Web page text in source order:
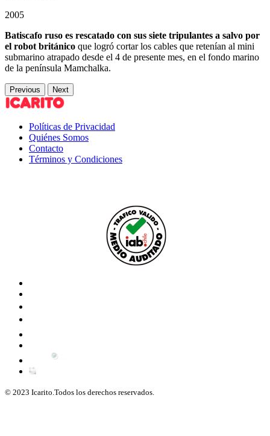
2005
Batiscafo ruso es rescatado con sus siete tripulantes a salvo por
el robot británico que logró cortar los cables que retenían al mini
submarino atrapado desde el 4 de presente mes, en el fondo marino
de la península Mamchalka.
Previous Next
Políticas de Privacidad
Quiénes Somos
Contacto
Términos y Condiciones
© 2023 Icarito.Todos los derechos reservados.